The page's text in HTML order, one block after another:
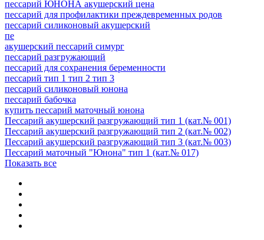
пессарий ЮНОНА акушерский цена
пессарий для профилактики преждевременных родов
пессарий силиконовый акушерский
пе
акушерский пессарий симург
пессарий разгружающий
пессарий для сохранения беременности
пессарий тип 1 тип 2 тип 3
пессарий силиконовый юнона
пессарий бабочка
купить пессарий маточный юнона
Пессарий акушерский разгружающий тип 1 (кат.№ 001)
Пессарий акушерский разгружающий тип 2 (кат.№ 002)
Пессарий акушерский разгружающий тип 3 (кат.№ 003)
Пессарий маточный "Юнона" тип 1 (кат.№ 017)
Показать все